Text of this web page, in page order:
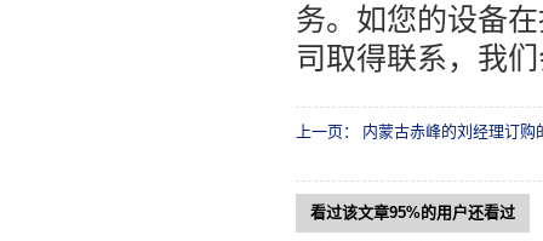
务。如您的设备
司取得联系，我
上一页： 内蒙古赤峰的刘经理订购
看过该文章95%的用户还看过